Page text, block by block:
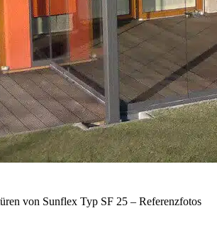
von Sunflex Typ SF 25 – Referenzfotos